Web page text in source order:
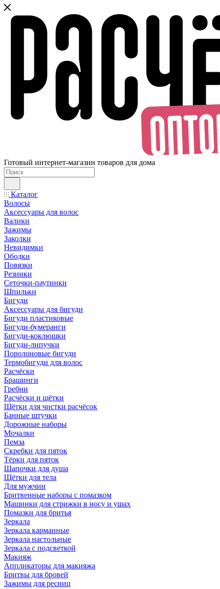
Готовый интернет-магазин товаров для дома
Каталог
Волосы
Аксессуары для волос
Валики
Зажимы
Заколки
Невидимки
Ободки
Повязки
Резинки
Сеточки-паутинки
Шпильки
Бигуди
Аксессуары для бигуди
Бигуди пластиковые
Бигуди-бумеранги
Бигуди-коклюшки
Бигуди-липучки
Поролоновые бигуди
Термобигуди для волос
Расчёски
Брашинги
Гребни
Расчёски и щётки
Щётки для чистки расчёсок
Банные штучки
Дорожные наборы
Мочалки
Пемза
Скребки для пяток
Тёрки для пяток
Шапочки для душа
Щётки для тела
Для мужчин
Бритвенные наборы с помазком
Машинки для стрижки в носу и ушах
Помазки для бритья
Зеркала
Зеркала карманные
Зеркала настольные
Зеркала с подсветкой
Макияж
Аппликаторы для макияжа
Бритвы для бровей
Зажимы для ресниц